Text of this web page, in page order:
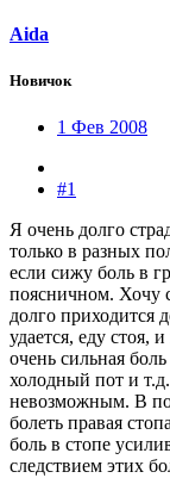
Aida
Новичок
1 Фев 2008
#1
Я очень долго
только в разных
если сижу боль в
поясничном. Хочу
долго приходится
удается, еду стоя,
очень сильная
холодный пот и
невозможным. В
болеть правая
боль в стопе
следствием этих